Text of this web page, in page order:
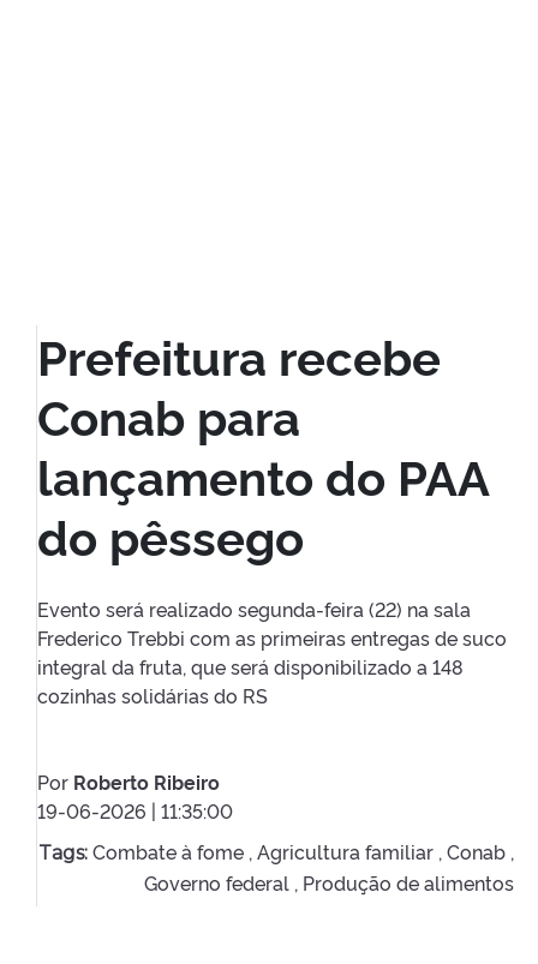
Prefeitura recebe
Conab para
lançamento do PAA
do pêssego
Evento será realizado segunda-feira (22) na sala
Frederico Trebbi com as primeiras entregas de suco
integral da fruta, que será disponibilizado a 148
cozinhas solidárias do RS
Por Roberto Ribeiro
19-06-2026 | 11:35:00
Tags: Combate à fome , Agricultura familiar , Conab ,
Governo federal , Produção de alimentos